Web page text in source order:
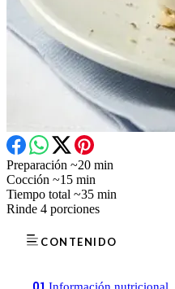
Preparación ~20 min
Cocción ~15 min
Tiempo total ~35 min
Rinde 4 porciones
CONTENIDO